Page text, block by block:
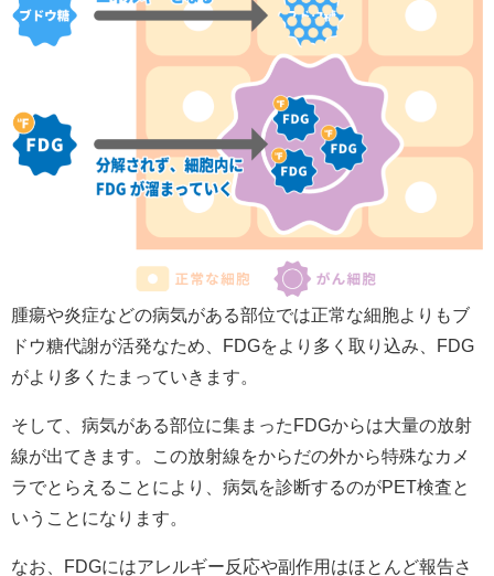
腫瘍や炎症などの病気がある部位では正常な細胞よりもブ
ドウ糖代謝が活発なため、FDGをより多く取り込み、FDG
がより多くたまっていきます。
そして、病気がある部位に集まったFDGからは大量の放射
線が出てきます。この放射線をからだの外から特殊なカメ
ラでとらえることにより、病気を診断するのがPET検査と
いうことになります。
なお、FDGにはアレルギー反応や副作用はほとんど報告さ